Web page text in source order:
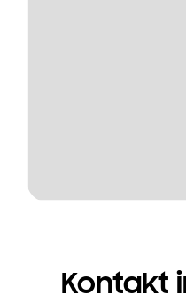
Kontakt